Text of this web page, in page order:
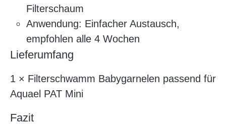
Filterschaum
Anwendung: Einfacher Austausch,
empfohlen alle 4 Wochen
Lieferumfang
1 × Filterschwamm Babygarnelen passend für
Aquael PAT Mini
Fazit